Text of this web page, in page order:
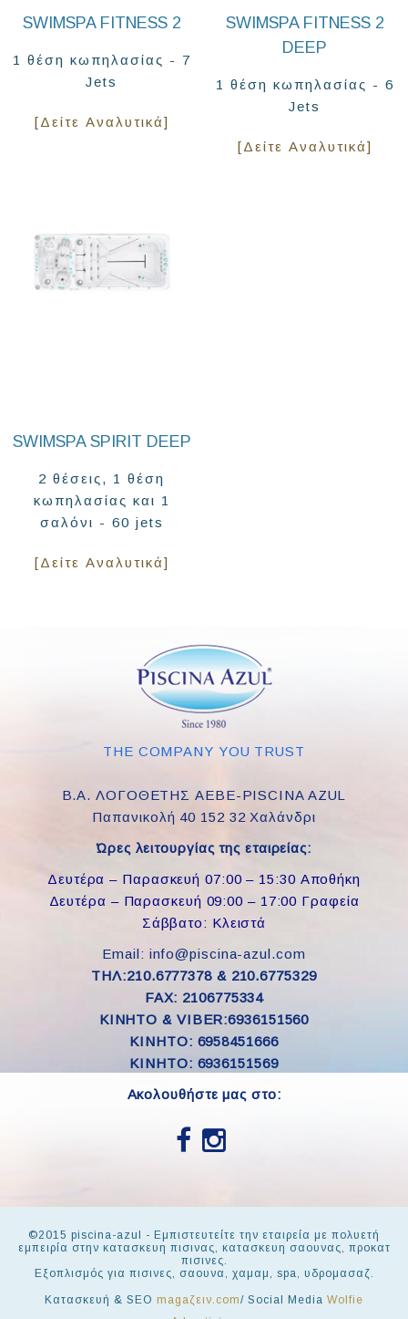
SWIMSPA FITNESS 2
1 θέση κωπηλασίας - 7
Jets
[Δείτε Αναλυτικά]
SWIMSPA FITNESS 2
DEEP
1 θέση κωπηλασίας - 6
Jets
[Δείτε Αναλυτικά]
SWIMSPA SPIRIT DEEP
2 θέσεις, 1 θέση
κωπηλασίας και 1
σαλόνι - 60 jets
[Δείτε Αναλυτικά]
THE COMPANY YOU TRUST
Β.Α. ΛΟΓΟΘΕΤΗΣ ΑΕΒΕ-PISCINA AZUL
Παπανικολή 40 152 32 Χαλάνδρι
Ώρες λειτουργίας της εταιρείας:
Δευτέρα – Παρασκευή 07:00 – 15:30 Αποθήκη
Δευτέρα – Παρασκευή 09:00 – 17:00 Γραφεία
Σάββατο: Κλειστά
Email: info@piscina-azul.com
ΤΗΛ:210.6777378 & 210.6775329
FAX: 2106775334
ΚΙΝΗΤΟ & VIBER:6936151560
KINHTO: 6958451666
KINHTO: 6936151569
Ακολουθήστε μας στο:
©2015 piscina-azul - Εμπιστευτείτε την εταιρεία με πολυετή
εμπειρία στην κατασκευη πισινας, κατασκευη σαουνας, προκατ
πισινες.
Εξοπλισμός για πισινες, σαουνα, χαμαμ, spa, υδρομασαζ.
Κατασκευή & SEO magaζειν.com/ Social Media Wolfie